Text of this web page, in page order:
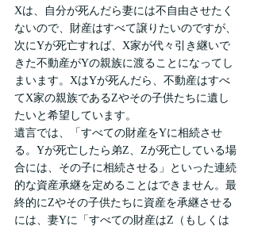
Xは、自分が死んだら妻には不自由させたく
ないので、財産はすべて譲りたいのですが、
次にYが死亡すれば、X家が代々引き継いで
きた不動産がYの親族に渡ることになってし
まいます。XはYが死んだら、不動産はすべ
てX家の親族であるZやその子供たちに遺し
たいと希望しています。
遺言では、「すべての財産をYに相続させ
る。Yが死亡したら弟Z、Zが死亡している場
合には、その子に相続させる」といった連続
的な資産承継を定めることはできません。最
終的にZやその子供たちに資産を承継させる
には、妻Yに「すべての財産はZ（もしくは